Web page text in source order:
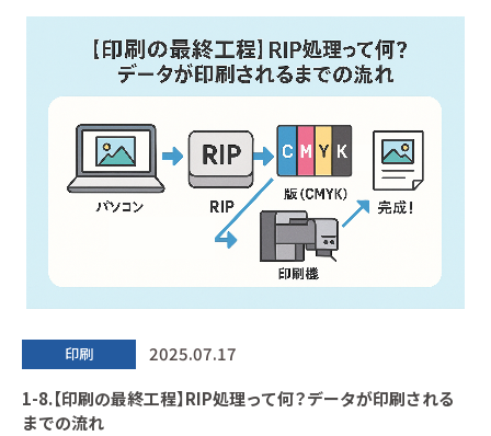
印刷
2025.07.17
1-8.【印刷の最終工程】RIP処理って何？データが印刷される
までの流れ